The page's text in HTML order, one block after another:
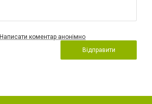
Написати коментар анонімно
Відправити